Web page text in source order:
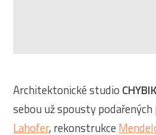
Architektonické studio
sebou už spousty
Lahofer, rekonstrukce